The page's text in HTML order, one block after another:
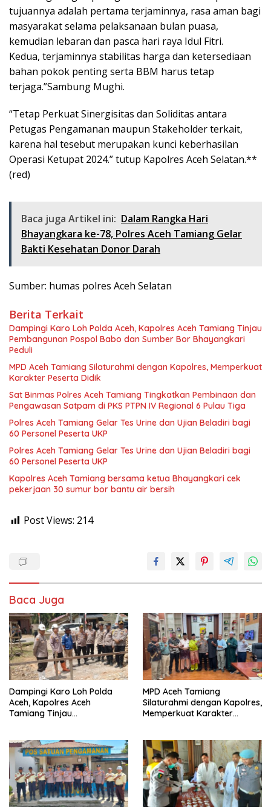
tujuannya adalah pertama terjaminnya, rasa aman bagi
masyarakat selama pelaksanaan bulan puasa,
kemudian lebaran dan pasca hari raya Idul Fitri.
Kedua, terjaminnya stabilitas harga dan ketersediaan
bahan pokok penting serta BBM harus tetap
terjaga.”Sambung Mughi.
“Tetap Perkuat Sinergisitas dan Soliditas antara
Petugas Pengamanan maupun Stakeholder terkait,
karena hal tesebut merupakan kunci keberhasilan
Operasi Ketupat 2024.” tutup Kapolres Aceh Selatan.**
(red)
Baca juga Artikel ini: Dalam Rangka Hari
Bhayangkara ke-78, Polres Aceh Tamiang Gelar
Bakti Kesehatan Donor Darah
Sumber: humas polres Aceh Selatan
Berita Terkait
Dampingi Karo Loh Polda Aceh, Kapolres Aceh Tamiang Tinjau
Pembangunan Pospol Babo dan Sumber Bor Bhayangkari
Peduli
MPD Aceh Tamiang Silaturahmi dengan Kapolres, Memperkuat
Karakter Peserta Didik
Sat Binmas Polres Aceh Tamiang Tingkatkan Pembinaan dan
Pengawasan Satpam di PKS PTPN IV Regional 6 Pulau Tiga
Polres Aceh Tamiang Gelar Tes Urine dan Ujian Beladiri bagi
60 Personel Peserta UKP
Polres Aceh Tamiang Gelar Tes Urine dan Ujian Beladiri bagi
60 Personel Peserta UKP
Kapolres Aceh Tamiang bersama ketua Bhayangkari cek
pekerjaan 30 sumur bor bantu air bersih
Post Views: 214
Baca Juga
Dampingi Karo Loh Polda
Aceh, Kapolres Aceh
Tamiang Tinjau
Bhayangkari Peduli
MPD Aceh Tamiang
Silaturahmi dengan Kapolres,
Memperkuat Karakter